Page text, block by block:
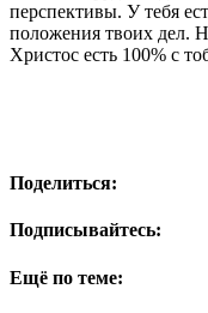
перспективы. У тебя
положения твоих дел.
Христос есть 100% с
Поделиться:
Подписывайтесь:
Ещё по теме: